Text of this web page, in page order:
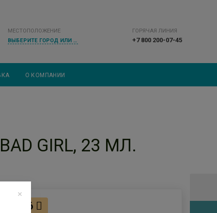
МЕСТОПОЛОЖЕНИЕ
ВЫБЕРИТЕ ГОРОД ИЛИ НАСЕЛЕННЫЙ ПУНКТ
ГОРЯЧАЯ ЛИНИЯ
+7 800 200-07-45
О КОМПАНИИ
GIRL, 23 МЛ.
106